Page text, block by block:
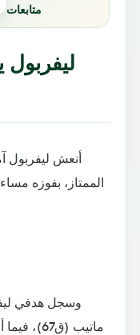
متابعات
أنعش ليفربول
ماتيب